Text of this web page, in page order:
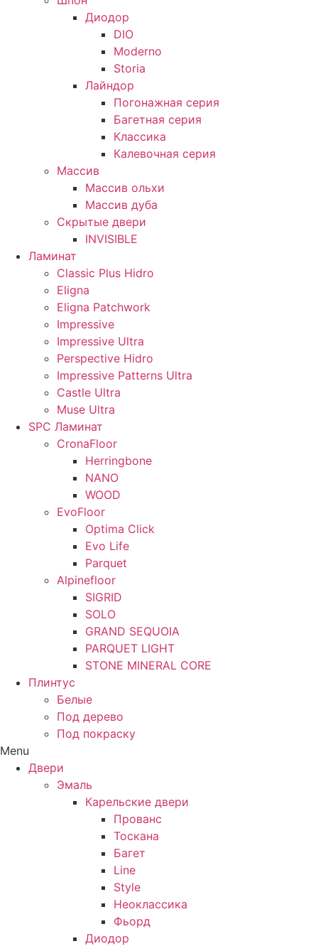
Диодор
DIO
Moderno
Storia
Лайндор
Погонажная серия
Багетная серия
Классика
Калевочная серия
Массив
Массив ольхи
Массив дуба
Скрытые двери
INVISIBLE
Ламинат
Classic Plus Hidro
Eligna
Eligna Patchwork
Impressive
Impressive Ultra
Perspective Hidro
Impressive Patterns Ultra
Castle Ultra
Muse Ultra
SPC Ламинат
CronaFloor
Herringbone
NANO
WOOD
EvoFloor
Optima Click
Evo Life
Parquet
Alpinefloor
SIGRID
SOLO
GRAND SEQUOIA
PARQUET LIGHT
STONE MINERAL CORE
Плинтус
Белые
Под дерево
Под покраску
Menu
Двери
Эмаль
Карельские двери
Прованc
Тоскана
Багет
Line
Style
Неоклассика
Фьорд
Диодор